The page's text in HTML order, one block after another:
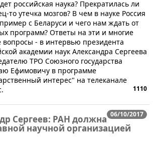
российская наука? Прекратилась ли
то утечка мозгов? В чем в науке Россия
с Беларуси и чего нам ждать от
программ? Ответы на эти и многие
вопросы - в интервью президента
академии наук Александра Сергеева
ТРО Союзного государства
Ефимовичу в программе
интерес" на телеканале
1110
06/10/2017
Сергеев: РАН должна
научной организацией